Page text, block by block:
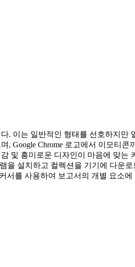
이는 일반적인 형태를 선호하지만
Google Chrome 로고에서 이모티
및 흥미로운 디자인이 마음에 맞
설치하고 컬렉션을 기기에 다운
서를 사용하여 보고서의 개별 요소